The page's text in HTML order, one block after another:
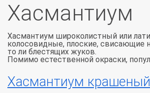
Хасмантиум
Хасмантиум широколистный или
колосовидные, плоские, свисающие
то ли блестящих жуков.
Помимо естественной окраски,
Хасмантиум